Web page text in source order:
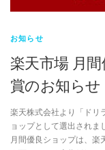
お知らせ
楽天市場 月
賞のお知らせ
楽天株式会社より「ドリ
ョップとして選出されま
月間優良ショップは、